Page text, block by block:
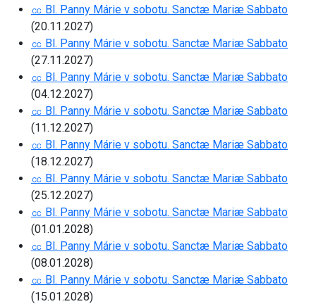
㏄ Bl. Panny Márie v sobotu. Sanctæ Mariæ Sabbato
(20.11.2027)
㏄ Bl. Panny Márie v sobotu. Sanctæ Mariæ Sabbato
(27.11.2027)
㏄ Bl. Panny Márie v sobotu. Sanctæ Mariæ Sabbato
(04.12.2027)
㏄ Bl. Panny Márie v sobotu. Sanctæ Mariæ Sabbato
(11.12.2027)
㏄ Bl. Panny Márie v sobotu. Sanctæ Mariæ Sabbato
(18.12.2027)
㏄ Bl. Panny Márie v sobotu. Sanctæ Mariæ Sabbato
(25.12.2027)
㏄ Bl. Panny Márie v sobotu. Sanctæ Mariæ Sabbato
(01.01.2028)
㏄ Bl. Panny Márie v sobotu. Sanctæ Mariæ Sabbato
(08.01.2028)
㏄ Bl. Panny Márie v sobotu. Sanctæ Mariæ Sabbato
(15.01.2028)